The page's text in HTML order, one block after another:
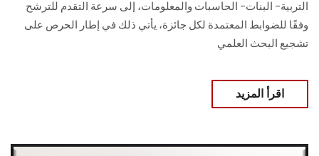
التربية– البنات– الحاسبات والمعلومات، إلى سرعة التقدم للترشح
وفقًا للضوابط المعتمدة لكل جائزة، يأتي ذلك في إطار الحرص على
تشجيع البحث العلمي
اقرأ المزيد